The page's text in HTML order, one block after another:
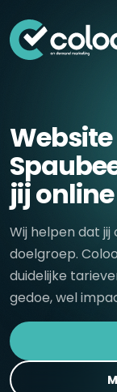
jij
Wij helpen dat
doelgroep.
duidelijke
gedoe, wel